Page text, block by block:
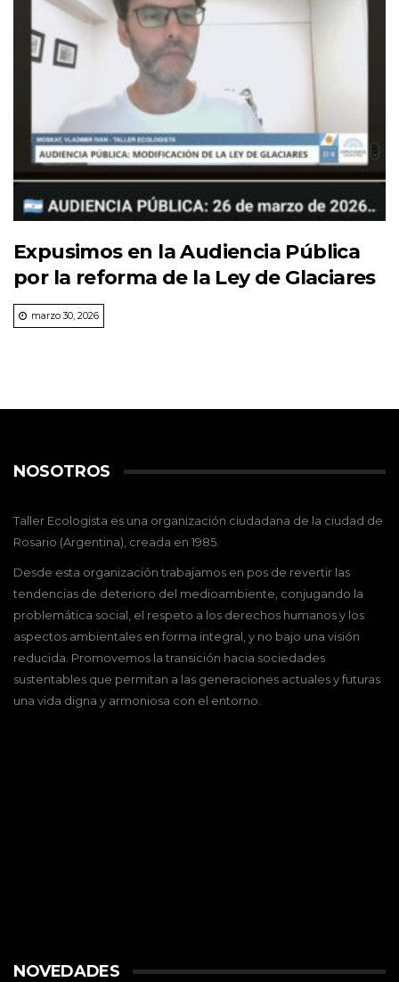
Expusimos en la Audiencia Pública
por la reforma de la Ley de Glaciares
marzo 30, 2026
NOSOTROS
Taller Ecologista es una organización ciudadana de la ciudad de
Rosario (Argentina), creada en 1985.
Desde esta organización trabajamos en pos de revertir las
tendencias de deterioro del medioambiente, conjugando la
problemática social, el respeto a los derechos humanos y los
aspectos ambientales en forma integral, y no bajo una visión
reducida. Promovemos la transición hacia sociedades
sustentables que permitan a las generaciones actuales y futuras
una vida digna y armoniosa con el entorno.
NOVEDADES